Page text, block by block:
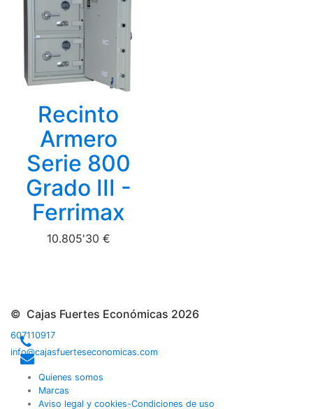
Recinto
Armero
Serie 800
Grado III -
Ferrimax
10.805'30 €
© Cajas Fuertes Económicas 2026
607110917
info@cajasfuerteseconomicas.com
Quienes somos
Marcas
Aviso legal y cookies-Condiciones de uso